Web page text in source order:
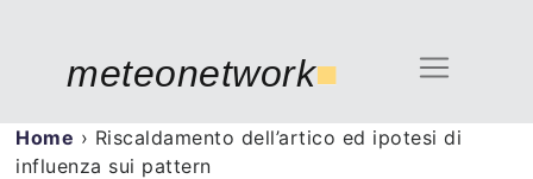
meteonetwork■
Home › Riscaldamento dell’artico ed ipotesi di
influenza sui pattern